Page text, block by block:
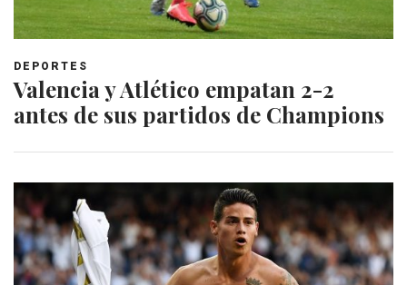
DEPORTES
Valencia y Atlético empatan 2-2
antes de sus partidos de Champions